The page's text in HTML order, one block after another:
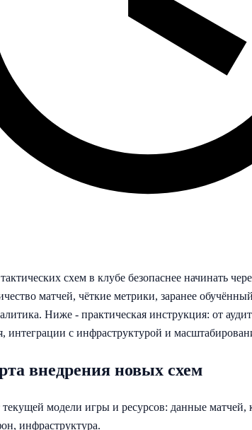
схем в клубе безопаснее начинать
матчей, чёткие метрики, заранее
Ниже - практическая инструкция: от
интеграции с инфраструктурой и
внедрения новых схем
текущей модели игры и ресурсов: данные матчей,
инфраструктура.